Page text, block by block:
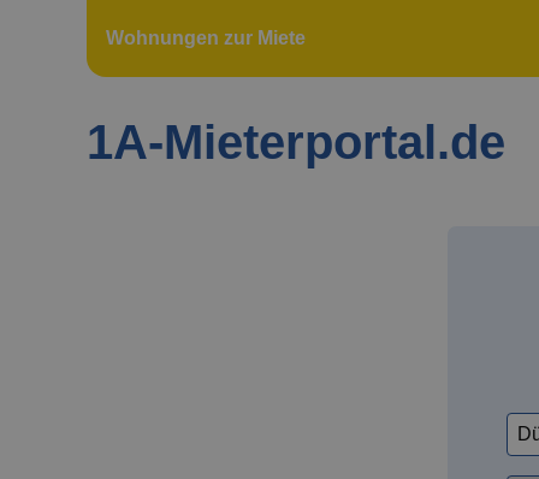
Wohnungen zur Miete
1A-Mieterportal.de